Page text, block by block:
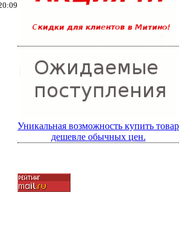
Уникальная возможность купить товар
дешевле обычных цен.